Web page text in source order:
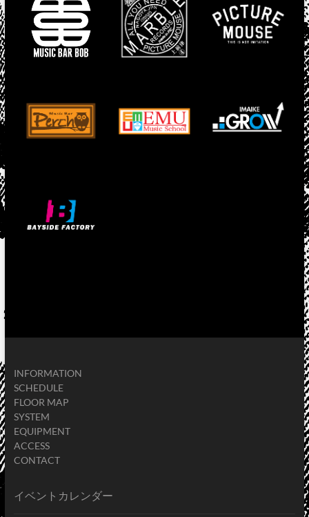
INFORMATION
SCHEDULE
FLOOR MAP
SYSTEM
EQUIPMENT
ACCESS
CONTACT
イベントカレンダー